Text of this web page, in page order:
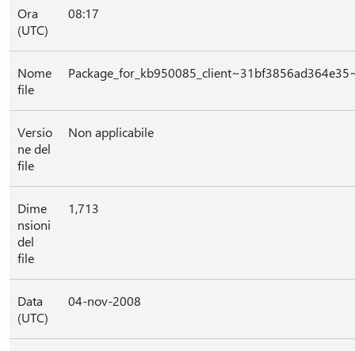
Ora
(UTC)
08:17
Nome
file
Versio
ne del
file
Non applicabile
Dime
nsioni
del
file
1,713
Data
(UTC)
04-nov-2008